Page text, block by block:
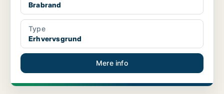
Brabrand
Type
Erhvervsgrund
Mere info